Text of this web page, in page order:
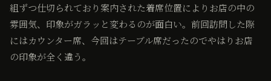
組ずつ仕切られており案内された着席位置によりお店の中の
雰囲気、印象がガラッと変わるのが面白い。前回訪問した際
にはカウンター席、今回はテーブル席だったのでやはりお店
の印象が全く違う。